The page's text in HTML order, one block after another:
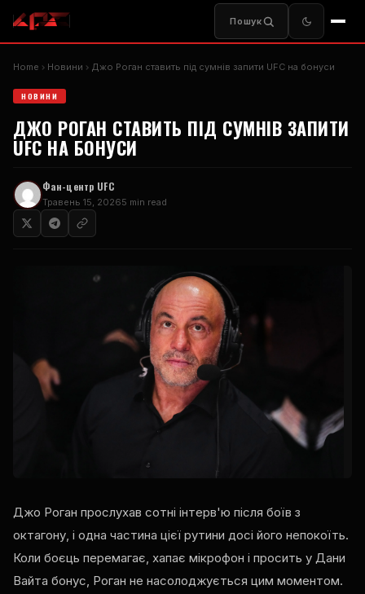
Пошук
Home Новини Джо Роган ставить під сумнів запити UFC на бонуси
НОВИНИ
ДЖО РОГАН СТАВИТЬ ПІД СУМНІВ ЗАПИТИ
UFC НА БОНУСИ
Фан-центр UFC
Травень 15, 20265 min read
Джо Роган прослухав сотні інтерв'ю після боїв з
октагону, і одна частина цієї рутини досі його непокоїть.
Коли боєць перемагає, хапає мікрофон і просить у Дани
Вайта бонус, Роган не насолоджується цим моментом.